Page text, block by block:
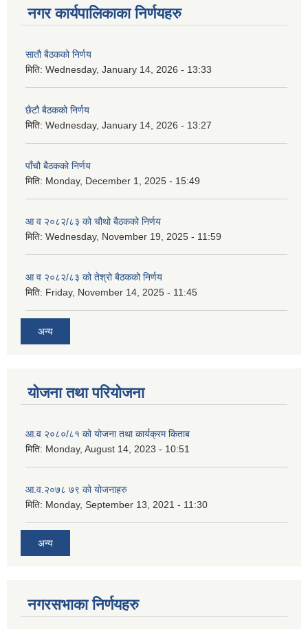
नगर कार्यपालिकाका निर्णयहरु
सातौ बैठकको निर्णय
मिति: Wednesday, January 14, 2026 - 13:33
छैटौ बैठकको निर्णय
मिति: Wednesday, January 14, 2026 - 13:27
पाँचौ बैठकको निर्णय
मिति: Monday, December 1, 2025 - 15:49
आ व २०८२/८३ को चौथो बैठकको निर्णय
मिति: Wednesday, November 19, 2025 - 11:59
आ व २०८२/८३ को तेश्रो बैठकको निर्णय
मिति: Friday, November 14, 2025 - 11:45
अन्य
योजना तथा परियोजना
आ.व २०८०/८१ को योजना तथा कार्यक्रम किताब
मिति: Monday, August 14, 2023 - 10:51
आ.व.२०७८ ७९ को योजनाहरु
मिति: Monday, September 13, 2021 - 11:30
अन्य
नगरसभाका निर्णयहरु